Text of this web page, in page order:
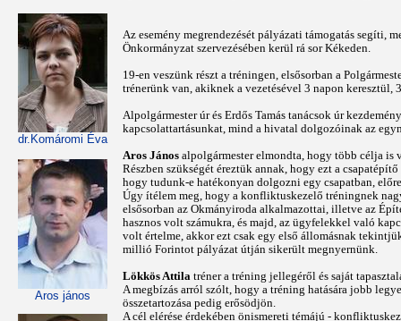
dr.Komáromi Éva
Aros jános
Az esemény megrendezését pályázati támogatás segíti,
Önkormányzat szervezésében kerül rá sor Kékeden.
19-en veszünk részt a tréningen, elsősorban a
trénerünk van, akiknek a vezetésével 3 napon keresztül,
Alpolgármester úr és Erdős Tamás tanácsok úr
kapcsolattartásunkat, mind a hivatal dolgozóinak az
Aros János alpolgármester elmondta, hogy több célja
Részben szükségét éreztük annak, hogy ezt a
hogy tudunk-e hatékonyan dolgozni egy csapatban,
Úgy ítélem meg, hogy a konfliktuskezelő tréningnek
elsősorban az Okmányiroda alkalmazottai, illetve az
hasznos volt számukra, és majd, az ügyfelekkel való
volt értelme, akkor ezt csak egy első állomásnak
millió Forintot pályázat útján sikerült megnyernünk.
Lökkös Attila tréner a tréning jellegéről és saját
A megbízás arról szólt, hogy a tréning hatására jobb
összetartozása pedig erősödjön.
A cél elérése érdekében önismereti témájú -